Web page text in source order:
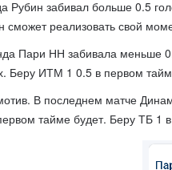
забивал больше 0.5
сможет реализовать свой
Пари НН забивала меньше
Беру ИТМ 1 0.5 в первом
В последнем матче
тайме будет. Беру ТБ